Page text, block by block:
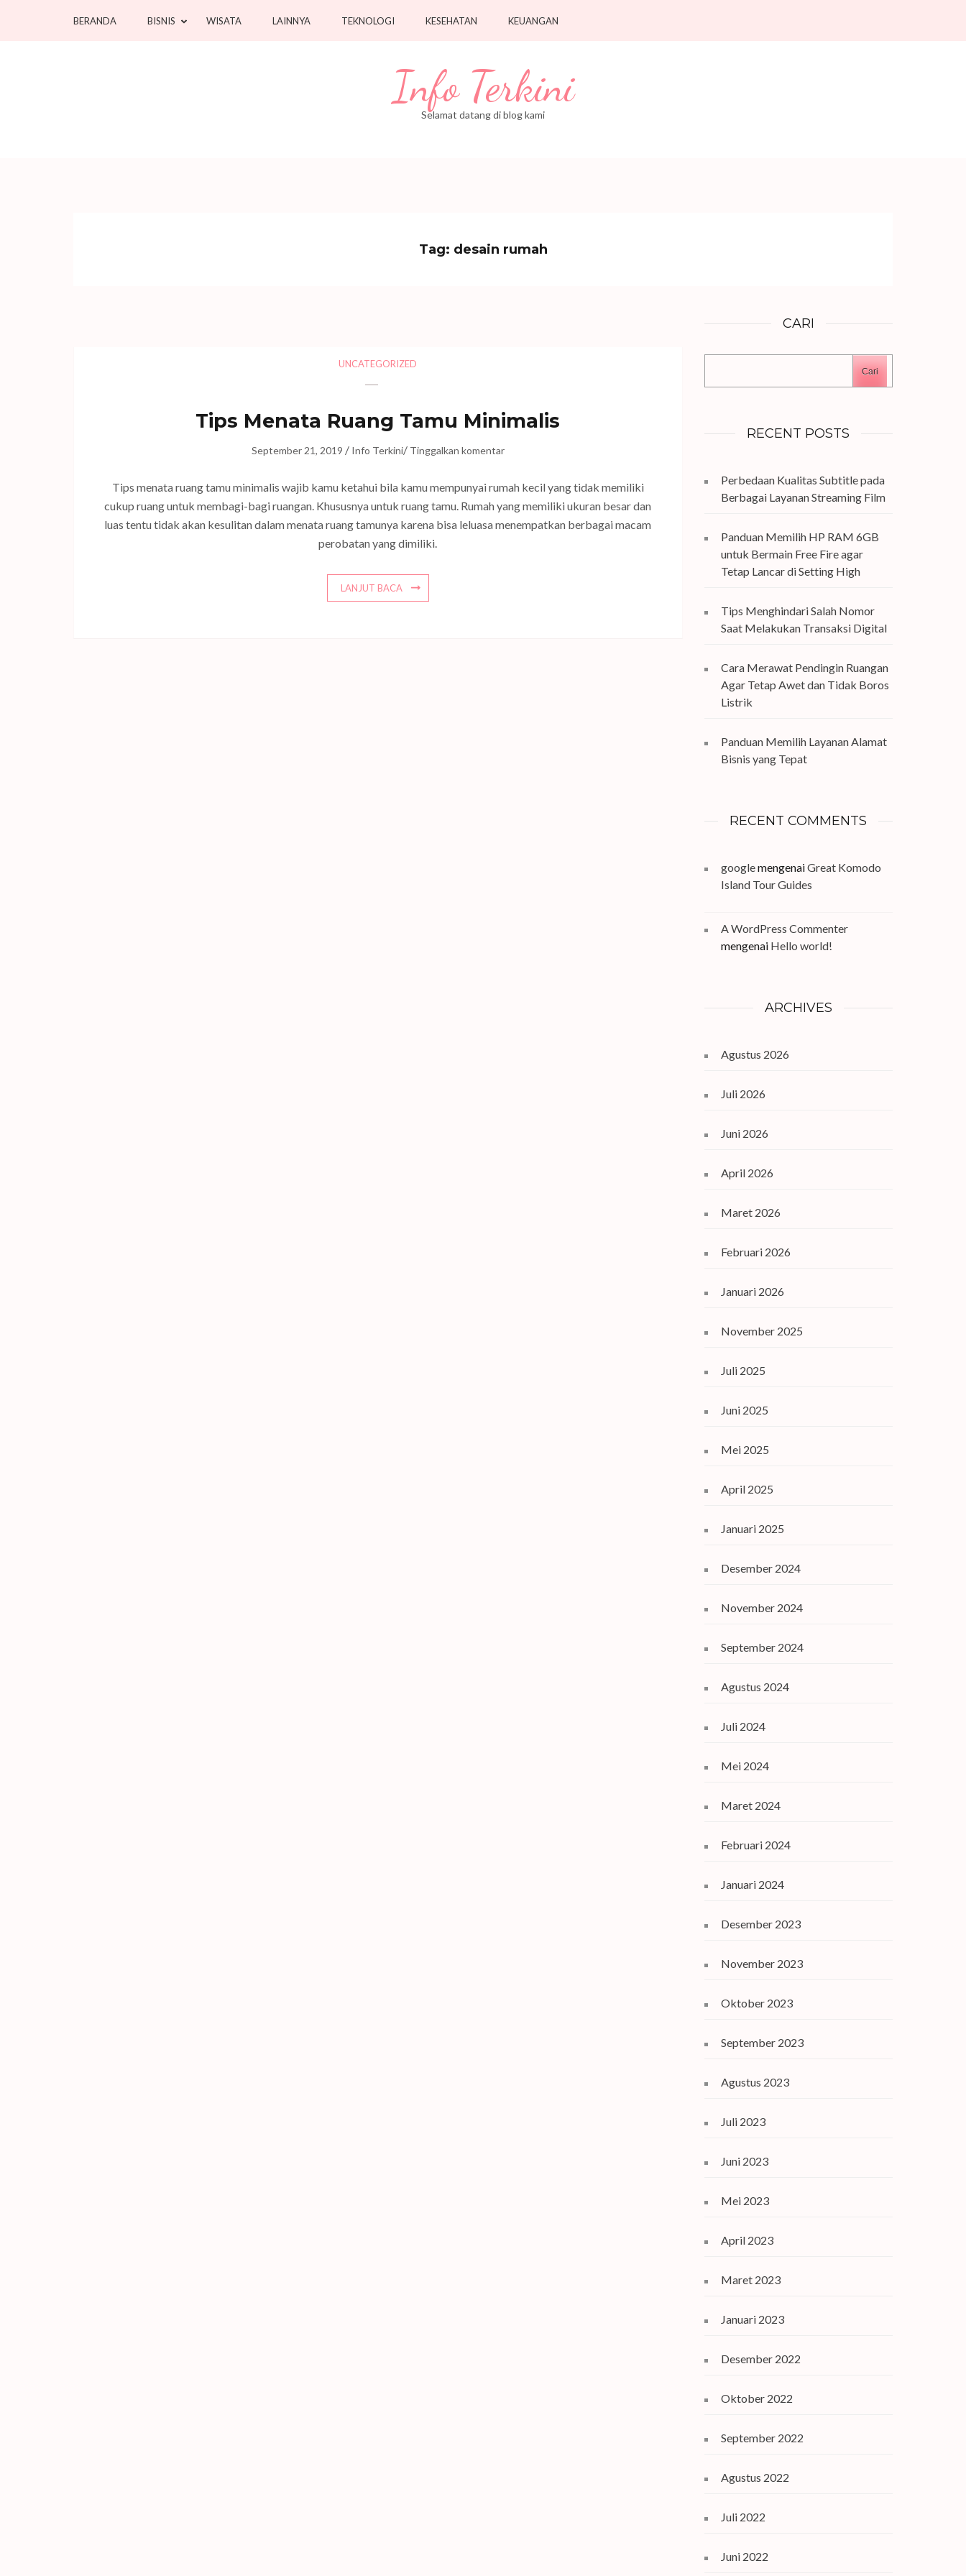
BERANDA BISNIS WISATA LAINNYA TEKNOLOGI KESEHATAN KEUANGAN
Info Terkini
Selamat datang di blog kami
Tag: desain rumah
UNCATEGORIZED
Tips Menata Ruang Tamu Minimalis
September 21, 2019 / Info Terkini/ Tinggalkan komentar
Tips menata ruang tamu minimalis wajib kamu ketahui bila kamu mempunyai rumah kecil yang tidak memiliki
cukup ruang untuk membagi-bagi ruangan. Khususnya untuk ruang tamu. Rumah yang memiliki ukuran besar dan
luas tentu tidak akan kesulitan dalam menata ruang tamunya karena bisa leluasa menempatkan berbagai macam
perobatan yang dimiliki.
LANJUT BACA
CARI
Cari
RECENT POSTS
Perbedaan Kualitas Subtitle pada
Berbagai Layanan Streaming Film
Panduan Memilih HP RAM 6GB
untuk Bermain Free Fire agar
Tetap Lancar di Setting High
Tips Menghindari Salah Nomor
Saat Melakukan Transaksi Digital
Cara Merawat Pendingin Ruangan
Agar Tetap Awet dan Tidak Boros
Listrik
Panduan Memilih Layanan Alamat
Bisnis yang Tepat
RECENT COMMENTS
googlemengenaiGreat Komodo
Island Tour Guides
A WordPress Commenter
mengenai Hello world!
ARCHIVES
Agustus 2026
Juli 2026
Juni 2026
April 2026
Maret 2026
Februari 2026
Januari 2026
November 2025
Juli 2025
Juni 2025
Mei 2025
April 2025
Januari 2025
Desember 2024
November 2024
September 2024
Agustus 2024
Juli 2024
Mei 2024
Maret 2024
Februari 2024
Januari 2024
Desember 2023
November 2023
Oktober 2023
September 2023
Agustus 2023
Juli 2023
Juni 2023
Mei 2023
April 2023
Maret 2023
Januari 2023
Desember 2022
Oktober 2022
September 2022
Agustus 2022
Juli 2022
Juni 2022